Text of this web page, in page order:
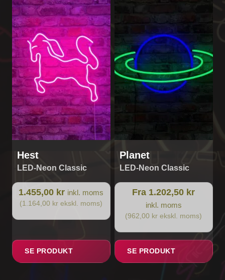
Hest
LED-Neon Classic
1.455,00 kr inkl. moms
(1.164,00 kr ekskl. moms)
SE PRODUKT
Planet
LED-Neon Classic
Fra 1.202,50 kr
inkl. moms
(962,00 kr ekskl. moms)
SE PRODUKT
vare
varianter.
Mulighederne
kan
vælges